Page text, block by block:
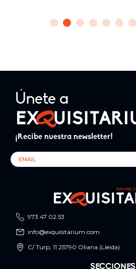
Únete a
¡Recibe nuestra newsletter!
973 47 02 53
info@exquisitarium.com
C/ Turp, 11 25790 Oliana (Lleida)
SECCIONES